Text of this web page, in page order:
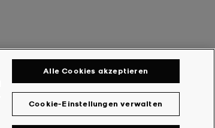
Cookie-Einstellungen verwalten
Alle Cookies akzeptieren